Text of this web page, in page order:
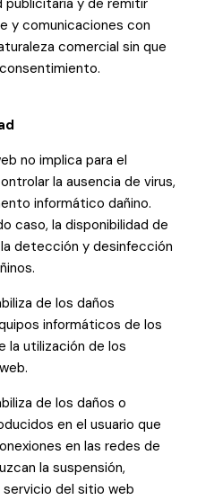
y comunicaciones con
comercial sin que
no implica para el
la ausencia de virus,
informático dañino.
caso, la disponibilidad de
detección y desinfección
de los daños
informáticos de los
la utilización de los
de los daños o
en el usuario que
en las redes de
la suspensión,
del sitio web